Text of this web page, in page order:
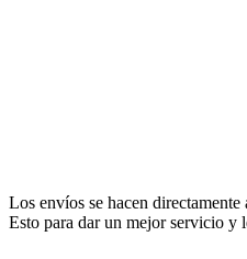
Los envíos se hacen
Esto para dar un mejor servicio y